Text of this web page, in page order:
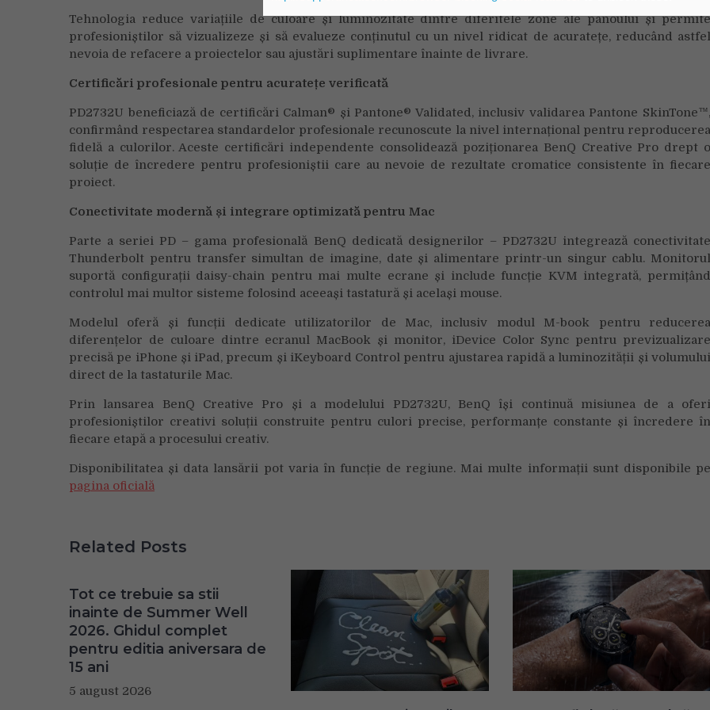
Tehnologia reduce variațiile de culoare și luminozitate dintre diferitele zone ale panoului și permite
profesioniștilor să vizualizeze și să evalueze conținutul cu un nivel ridicat de acuratețe, reducând astfel
nevoia de refacere a proiectelor sau ajustări suplimentare înainte de livrare.
Certificări profesionale pentru acuratețe verificată
PD2732U beneficiază de certificări Calman® și Pantone® Validated, inclusiv validarea Pantone SkinTone™,
confirmând respectarea standardelor profesionale recunoscute la nivel internațional pentru reproducerea
fidelă a culorilor. Aceste certificări independente consolidează poziționarea BenQ Creative Pro drept o
soluție de încredere pentru profesioniștii care au nevoie de rezultate cromatice consistente în fiecare
proiect.
Conectivitate modernă și integrare optimizată pentru Mac
Parte a seriei PD – gama profesională BenQ dedicată designerilor – PD2732U integrează conectivitate
Thunderbolt pentru transfer simultan de imagine, date și alimentare printr-un singur cablu. Monitorul
suportă configurații daisy-chain pentru mai multe ecrane și include funcție KVM integrată, permițând
controlul mai multor sisteme folosind aceeași tastatură și același mouse.
Modelul oferă și funcții dedicate utilizatorilor de Mac, inclusiv modul M-book pentru reducerea
diferențelor de culoare dintre ecranul MacBook și monitor, iDevice Color Sync pentru previzualizare
precisă pe iPhone și iPad, precum și iKeyboard Control pentru ajustarea rapidă a luminozității și volumului
direct de la tastaturile Mac.
Prin lansarea BenQ Creative Pro și a modelului PD2732U, BenQ își continuă misiunea de a oferi
profesioniștilor creativi soluții construite pentru culori precise, performanțe constante și încredere în
fiecare etapă a procesului creativ.
Disponibilitatea și data lansării pot varia în funcție de regiune. Mai multe informații sunt disponibile pe
pagina oficială
Related Posts
Tot ce trebuie sa stii
inainte de Summer Well
2026. Ghidul complet
pentru editia aniversara de
15 ani
5 august 2026